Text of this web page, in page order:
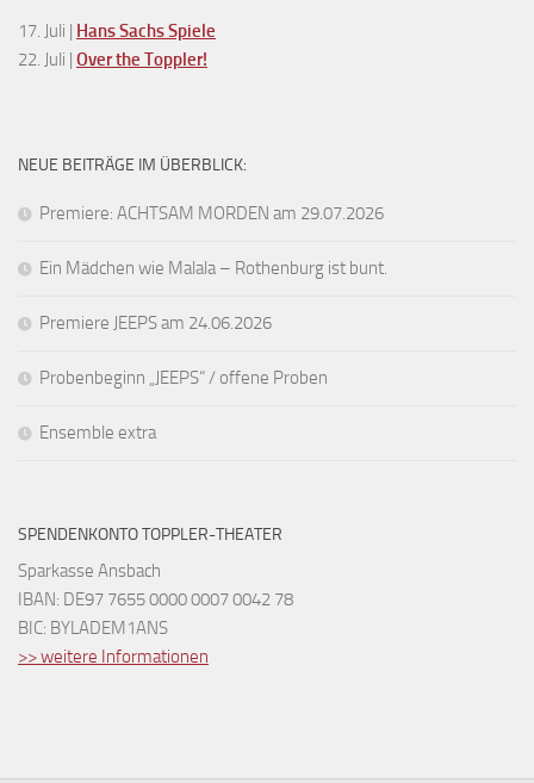
17. Juli | Hans Sachs Spiele
22. Juli | Over the Toppler!
NEUE BEITRÄGE IM ÜBERBLICK:
Premiere: ACHTSAM MORDEN am 29.07.2026
Ein Mädchen wie Malala – Rothenburg ist bunt.
Premiere JEEPS am 24.06.2026
Probenbeginn „JEEPS“ / offene Proben
Ensemble extra
SPENDENKONTO TOPPLER-THEATER
Sparkasse Ansbach
IBAN: DE97 7655 0000 0007 0042 78
BIC: BYLADEM1ANS
>> weitere Informationen